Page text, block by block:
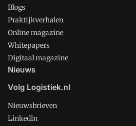
Blogs
Praktijkverhalen
Online magazine
Whitepapers
Digitaal magazine
Nieuws
Volg Logistiek.nl
Nieuwsbrieven
LinkedIn